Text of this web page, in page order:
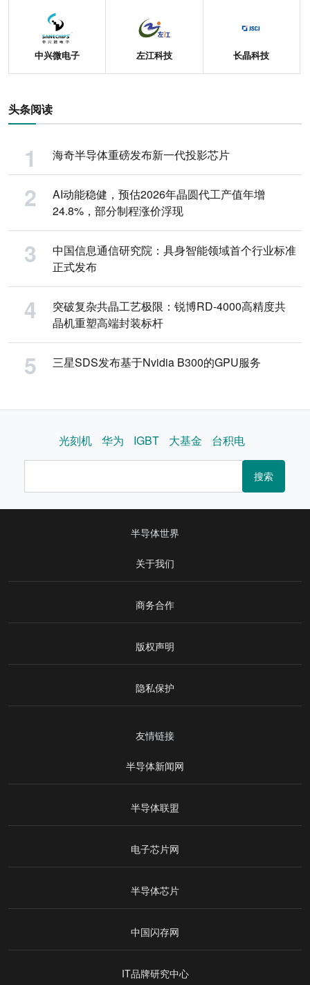
中兴微电子 左江科技 长晶科技
头条阅读
海奇半导体重磅发布新一代投影芯片
AI动能稳健，预估2026年晶圆代工产值年增
24.8%，部分制程涨价浮现
中国信息通信研究院：具身智能领域首个行业标准
正式发布
突破复杂共晶工艺极限：锐博RD-4000高精度共
晶机重塑高端封装标杆
三星SDS发布基于Nvidia B300的GPU服务
光刻机 华为 IGBT 大基金 台积电
搜索
半导体世界
关于我们
商务合作
版权声明
隐私保护
友情链接
半导体新闻网
半导体联盟
电子芯片网
半导体芯片
中国闪存网
IT品牌研究中心